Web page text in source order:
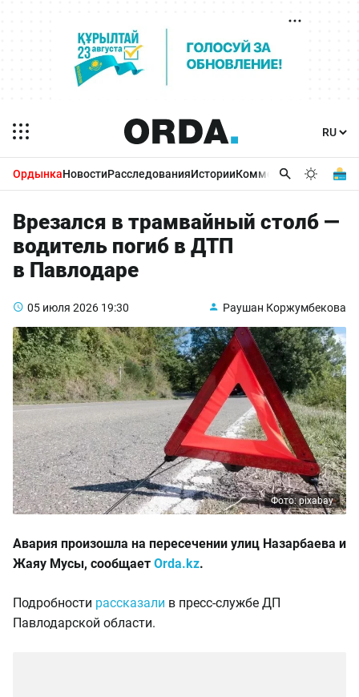
ОрдынкаНовостиРасследованияИсторииКомментарииБизнес
Врезался в трамвайный столб —
водитель погиб в ДТП
в Павлодаре
05 июля 2026 19:30 Раушан Коржумбекова
Фото: pixabay
Авария произошла на пересечении улиц Назарбаева и
Жаяу Мусы, сообщает Orda.kz.
Подробности рассказали в пресс-службе ДП
Павлодарской области.